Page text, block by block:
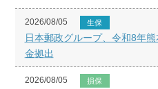
2026/08/05 生保
日本郵政グループ、令和8年
金拠出
2026/08/05 損保